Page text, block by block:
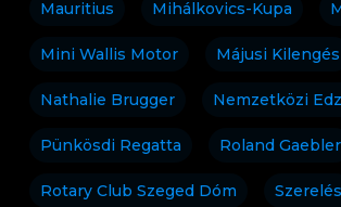
Mauritius Mihálkovics-Kupa
Mini Wallis Motor Májusi Kilengés
Nathalie Brugger Nemzetközi
Pünkösdi Regatta Roland Gaebler
Rotary Club Szeged Dóm Szerelés